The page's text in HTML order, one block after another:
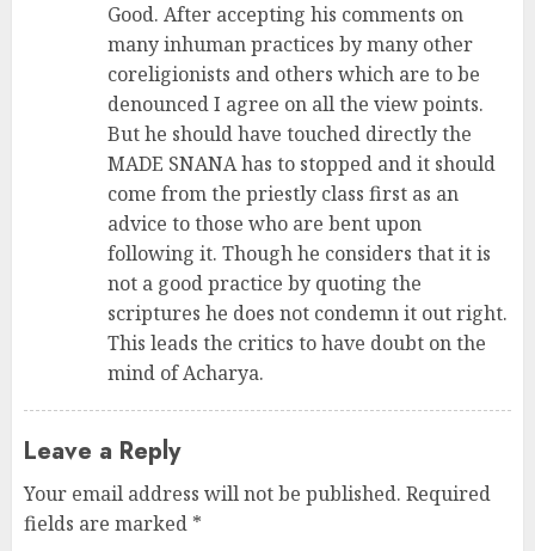
Good. After accepting his comments on
many inhuman practices by many other
coreligionists and others which are to be
denounced I agree on all the view points.
But he should have touched directly the
MADE SNANA has to stopped and it should
come from the priestly class first as an
advice to those who are bent upon
following it. Though he considers that it is
not a good practice by quoting the
scriptures he does not condemn it out right.
This leads the critics to have doubt on the
mind of Acharya.
Leave a Reply
Your email address will not be published. Required
fields are marked *